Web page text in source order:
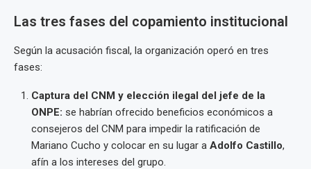
Las tres fases del copamiento institucional
Según la acusación fiscal, la organización operó en tres
fases:
Captura del CNM y elección ilegal del jefe de la
ONPE: se habrían ofrecido beneficios económicos a
consejeros del CNM para impedir la ratificación de
Mariano Cucho y colocar en su lugar a Adolfo Castillo,
afín a los intereses del grupo.